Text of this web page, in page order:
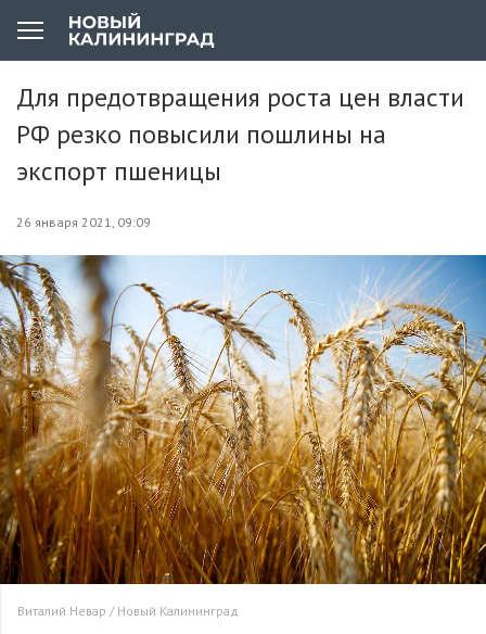
Для предотвращения роста цен власти
РФ резко повысили пошлины на
экспорт пшеницы
26 января 2021, 09:09
Виталий Невар / Новый Калининград